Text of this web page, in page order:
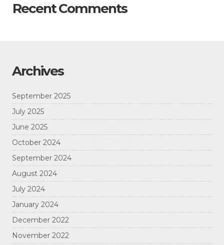
Recent Comments
Archives
September 2025
July 2025
June 2025
October 2024
September 2024
August 2024
July 2024
January 2024
December 2022
November 2022